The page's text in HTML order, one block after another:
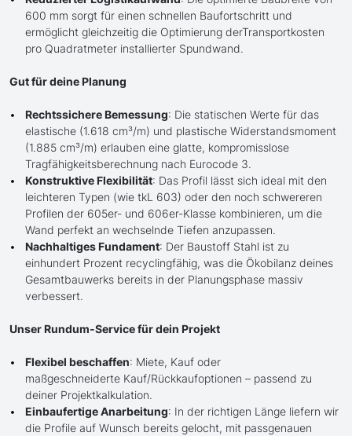
600 mm sorgt für einen schnellen Baufortschritt und
ermöglicht gleichzeitig die Optimierung derTransportkosten
pro Quadratmeter installierter Spundwand.
Gut für deine Planung
Rechtssichere Bemessung: Die statischen Werte für das
elastische (1.618 cm³/m) und plastische Widerstandsmoment
(1.885 cm³/m) erlauben eine glatte, kompromisslose
Tragfähigkeitsberechnung nach Eurocode 3.
Konstruktive Flexibilität: Das Profil lässt sich ideal mit den
leichteren Typen (wie tkL 603) oder den noch schwereren
Profilen der 605er- und 606er-Klasse kombinieren, um die
Wand perfekt an wechselnde Tiefen anzupassen.
Nachhaltiges Fundament: Der Baustoff Stahl ist zu
einhundert Prozent recyclingfähig, was die Ökobilanz deines
Gesamtbauwerks bereits in der Planungsphase massiv
verbessert.
Unser Rundum-Service für dein Projekt
Flexibel beschaffen: Miete, Kauf oder
maßgeschneiderte Kauf/Rückkaufoptionen – passend zu
deiner Projektkalkulation.
Einbaufertige Anarbeitung: In der richtigen Länge liefern wir
die Profile auf Wunsch bereits gelocht, mit passgenauen